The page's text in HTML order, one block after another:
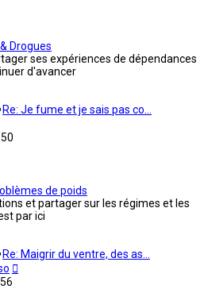
Drogues
ses expériences de dépendances
d'avancer
Re: Je fume et je sais pas co…
de poids
et partager sur les régimes et les
par ici
Re: Maigrir du ventre, des as…
le